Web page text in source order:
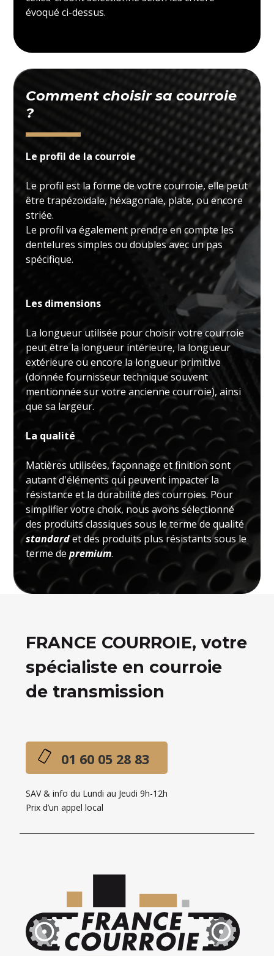
évoqué ci-dessus.
Comment choisir sa courroie
?
Le profil de la courroie
Le profil est la forme de votre courroie, elle peut
être trapézoïdale, héxagonale, plate, ou encore
striée.
Le profil va également prendre en compte les
dentelures simples ou doubles avec un pas
spécifique.
Les dimensions
La longueur utilisée pour choisir votre courroie
peut être la longueur intérieure, la longueur
extérieure ou encore la longueur primitive
(donnée fournisseur technique souvent
mentionnée sur votre ancienne courroie), ainsi
que sa largeur.
La qualité
Matières utilisées, façonnage et finition sont
autant d'éléments qui peuvent impacter la
résistance et la durabilité des courroies. Pour
simplifier votre choix, nous avons sélectionné
des produits classiques sous le terme de qualité
standardet des produits plus résistants sous le
terme depremium.
FRANCE COURROIE, votre
spécialiste en courroie
de transmission
01 60 05 28 83
SAV & info du Lundi au Jeudi 9h-12h
Prix d’un appel local